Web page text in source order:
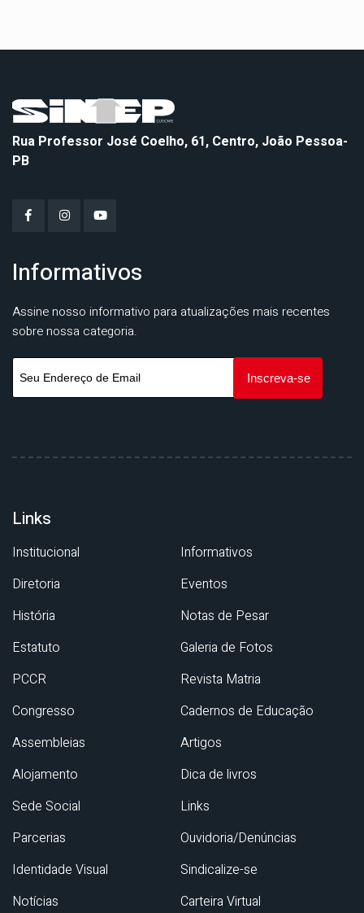
Rua Professor José Coelho, 61, Centro, João Pessoa-
PB
Informativos
Assine nosso informativo para atualizações mais recentes
sobre nossa categoria.
Links
Institucional
Diretoria
História
Estatuto
PCCR
Congresso
Assembleias
Alojamento
Sede Social
Parcerias
Identidade Visual
Notícias
Informativos
Eventos
Notas de Pesar
Galeria de Fotos
Revista Matria
Cadernos de Educação
Artigos
Dica de livros
Links
Ouvidoria/Denúncias
Sindicalize-se
Carteira Virtual